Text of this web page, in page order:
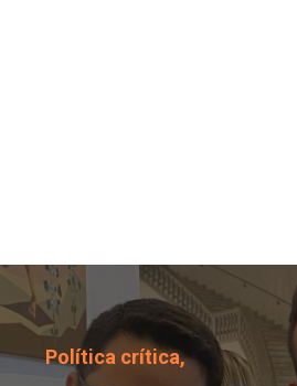
Felipe Corá
Política crítica,